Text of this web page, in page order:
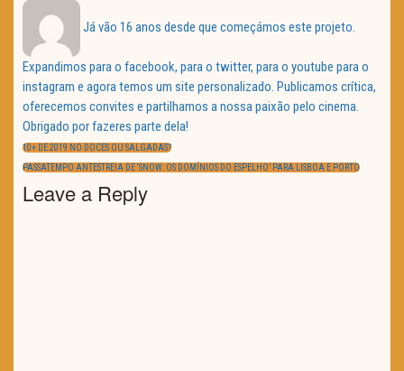
Já vão 16 anos desde que começámos este projeto.
Expandimos para o facebook, para o twitter, para o youtube para o
instagram e agora temos um site personalizado. Publicamos crítica,
oferecemos convites e partilhamos a nossa paixão pelo cinema.
Obrigado por fazeres parte dela!
Navegação
de
artigos
PREVIOUS
10+ DE 2019 NO DOCES OU SALGADAS?
NEXT
PASSATEMPO ANTESTREIA DE ‘SNOW: OS DOMÍNIOS DO ESPELHO’ PARA LISBOA E PORTO
Leave a Reply